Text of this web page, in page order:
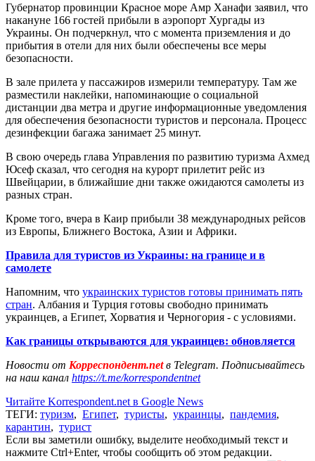
Губернатор провинции Красное море Амр Ханафи заявил, что
накануне 166 гостей прибыли в аэропорт Хургады из
Украины. Он подчеркнул, что с момента приземления и до
прибытия в отели для них были обеспечены все меры
безопасности.
В зале прилета у пассажиров измерили температуру. Там же
разместили наклейки, напоминающие о социальной
дистанции два метра и другие информационные уведомления
для обеспечения безопасности туристов и персонала. Процесс
дезинфекции багажа занимает 25 минут.
В свою очередь глава Управления по развитию туризма Ахмед
Юсеф сказал, что сегодня на курорт прилетит рейс из
Швейцарии, в ближайшие дни также ожидаются самолеты из
разных стран.
Кроме того, вчера в Каир прибыли 38 международных рейсов
из Европы, Ближнего Востока, Азии и Африки.
Правила для туристов из Украины: на границе и в
самолете
Напомним, что украинских туристов готовы принимать пять
стран. Албания и Турция готовы свободно принимать
украинцев, а Египет, Хорватия и Черногория - с условиями.
Как границы открываются для украинцев: обновляется
Новости от Корреспондент.netв Telegram. Подписывайтесь
на наш канал https://t.me/korrespondentnet
Читайте Korrespondent.net в Google News
ТЕГИ: туризм, Египет, туристы, украинцы, пандемия,
карантин, турист
Если вы заметили ошибку, выделите необходимый текст и
нажмите Ctrl+Enter, чтобы сообщить об этом редакции.